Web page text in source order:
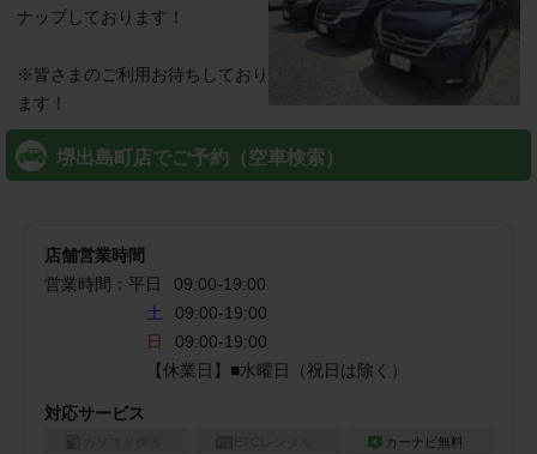
ナップしております！
※皆さまのご利用お待ちしており
ます！
堺出島町店でご予約（空車検索）
店舗営業時間
営業時間： 平日 09:00-19:00
土
09:00-19:00
日
09:00-19:00
【休業日】■水曜日（祝日は除く）
対応サービス
カーナビ無料